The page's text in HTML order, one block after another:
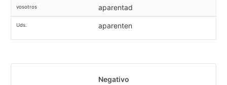
vosotros aparentad
Uds. aparenten
Negativo